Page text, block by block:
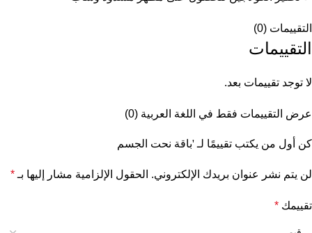
التقييمات (0)
التقييمات
لا توجد تقييمات بعد.
عرض التقييمات فقط في اللغة العربية (0)
كن أول من يكتب تقييمًا لـ 'باقة نحت الجسم
لن يتم نشر عنوان بريدك الإلكتروني. الحقول الإلزامية مشار إليها بـ*
تقييمك *